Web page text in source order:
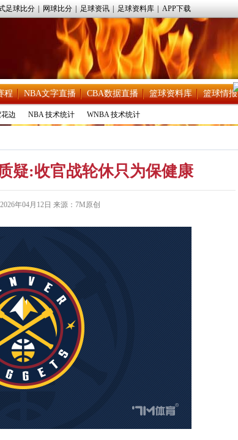
足球比分 网球比分 足球资讯 足球资料库 APP下载
程 NBA文字直播 CBA数据直播 篮球资料库 篮球情报
边 NBA 技术统计 WNBA 技术统计
疑:收官战轮休只为保健康
年04月12日 来源：7M原创